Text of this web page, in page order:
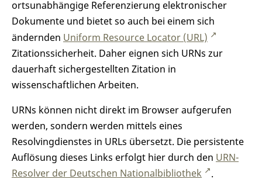
ortsunabhängige Referenzierung elektronischer
Dokumente und bietet so auch bei einem sich
ändernden Uniform Resource Locator (URL)
Zitationssicherheit. Daher eignen sich URNs zur
dauerhaft sichergestellten Zitation in
wissenschaftlichen Arbeiten.
URNs können nicht direkt im Browser aufgerufen
werden, sondern werden mittels eines
Resolvingdienstes in URLs übersetzt. Die persistente
Auflösung dieses Links erfolgt hier durch den URN-
Resolver der Deutschen Nationalbibliothek
.